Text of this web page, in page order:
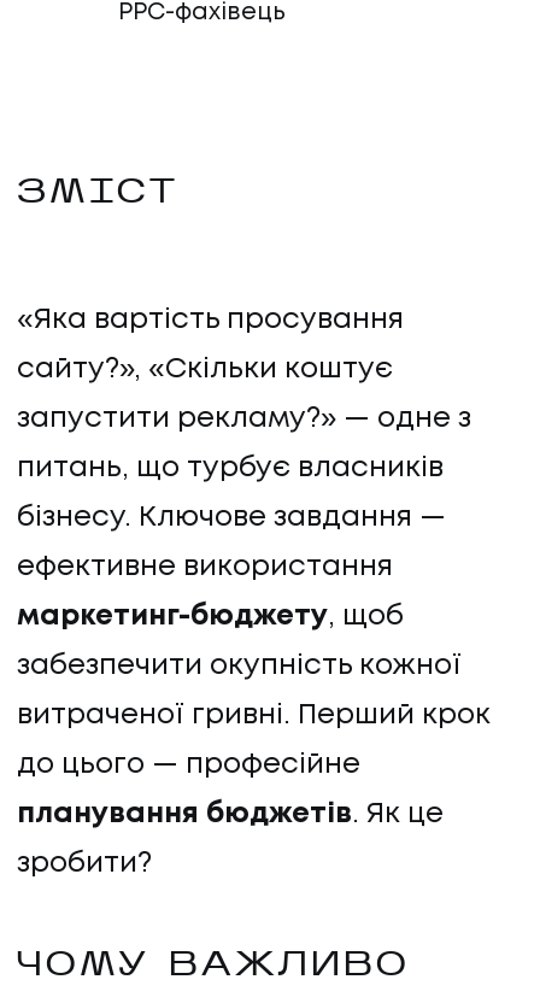
PPC-фахівець
ЗМІСТ
«Яка вартість просування
сайту?», «Скільки коштує
запустити рекламу?» — одне з
питань, що турбує власників
бізнесу. Ключове завдання —
ефективне використання
маркетинг-бюджету, щоб
забезпечити окупність кожної
витраченої гривні. Перший крок
до цього — професійне
планування бюджетів. Як це
зробити?
ЧОМУ ВАЖЛИВО